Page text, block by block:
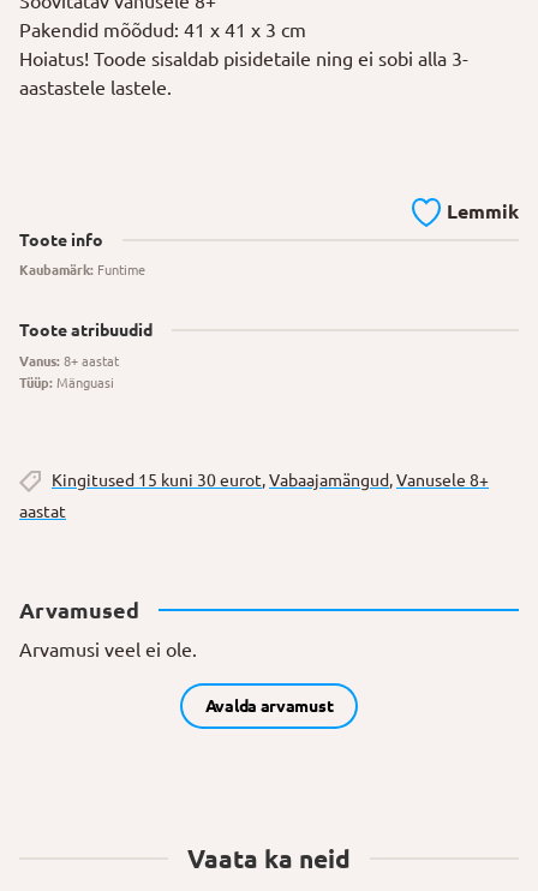
Pakendid mõõdud: 41 x 41 x 3 cm
Hoiatus! Toode sisaldab pisidetaile ning ei sobi alla 3-
aastastele lastele.
Lemmik
Toote info
Kaubamärk: Funtime
Toote atribuudid
Vanus: 8+ aastat
Tüüp: Mänguasi
Kingitused 15 kuni 30 eurot,Vabaajamängud,Vanusele 8+
aastat
Arvamused
Arvamusi veel ei ole.
Avalda arvamust
Vaata ka neid